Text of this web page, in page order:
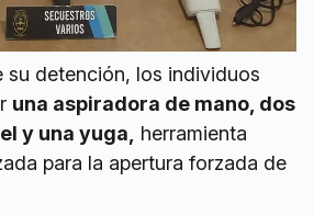
su detención, los individuos
una aspiradora de mano, dos
y una yuga,
herramienta
para la apertura forzada de